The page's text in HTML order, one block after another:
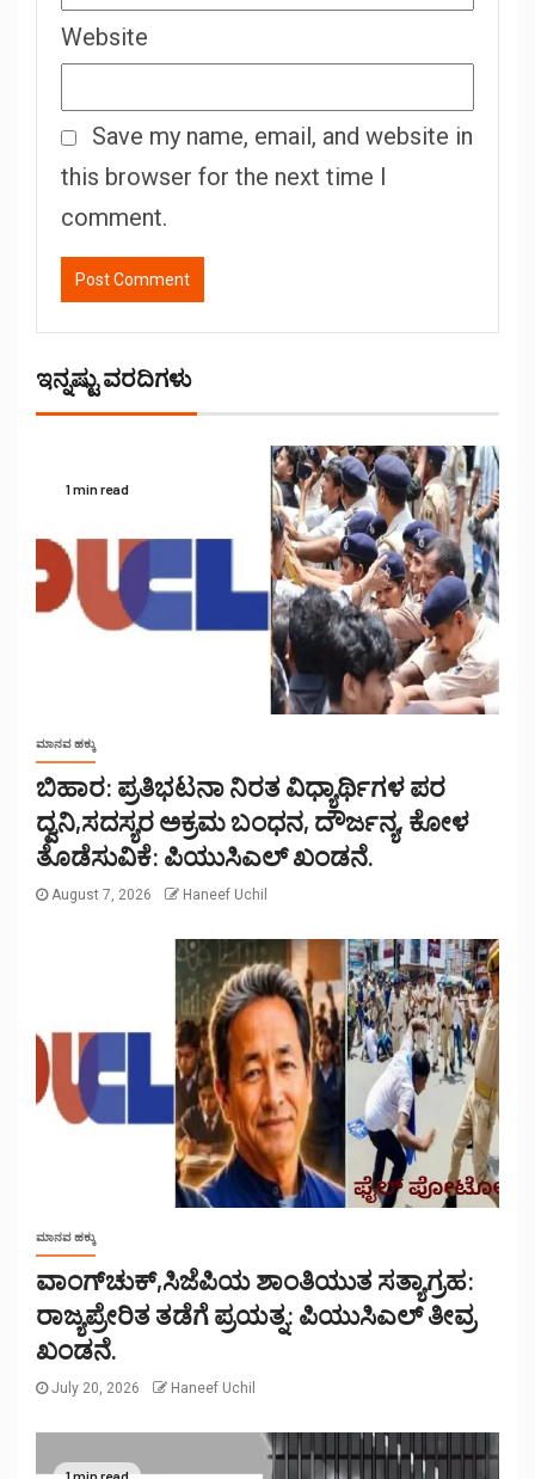
Website
Save my name, email, and website in
this browser for the next time I
comment.
ಇನ್ನಷ್ಟು ವರದಿಗಳು
1 min read
ಮಾನವ ಹಕ್ಕು
ಬಿಹಾರ: ಪ್ರತಿಭಟನಾ ನಿರತ ವಿಧ್ಯಾರ್ಥಿಗಳ ಪರ
ದ್ವನಿ,ಸದಸ್ಯರ ಅಕ್ರಮ ಬಂಧನ, ದೌರ್ಜನ್ಯ, ಕೋಳ
ತೊಡೆಸುವಿಕೆ: ಪಿಯುಸಿಎಲ್ ಖಂಡನೆ.
August 7, 2026 Haneef Uchil
ಮಾನವ ಹಕ್ಕು
ವಾಂಗ್‌ಚುಕ್,ಸಿಜೆಪಿಯ ಶಾಂತಿಯುತ ಸತ್ಯಾಗ್ರಹ:
ರಾಜ್ಯಪ್ರೇರಿತ ತಡೆಗೆ ಪ್ರಯತ್ನ: ಪಿಯುಸಿಎಲ್ ತೀವ್ರ
ಖಂಡನೆ.
July 20, 2026 Haneef Uchil
1 min read